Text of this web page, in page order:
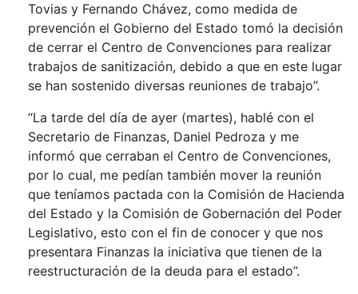
Tovias y Fernando Chávez, como medida de
prevención el Gobierno del Estado tomó la decisión
de cerrar el Centro de Convenciones para realizar
trabajos de sanitización, debido a que en este lugar
se han sostenido diversas reuniones de trabajo”.
“La tarde del día de ayer (martes), hablé con el
Secretario de Finanzas, Daniel Pedroza y me
informó que cerraban el Centro de Convenciones,
por lo cual, me pedían también mover la reunión
que teníamos pactada con la Comisión de Hacienda
del Estado y la Comisión de Gobernación del Poder
Legislativo, esto con el fin de conocer y que nos
presentara Finanzas la iniciativa que tienen de la
reestructuración de la deuda para el estado”.